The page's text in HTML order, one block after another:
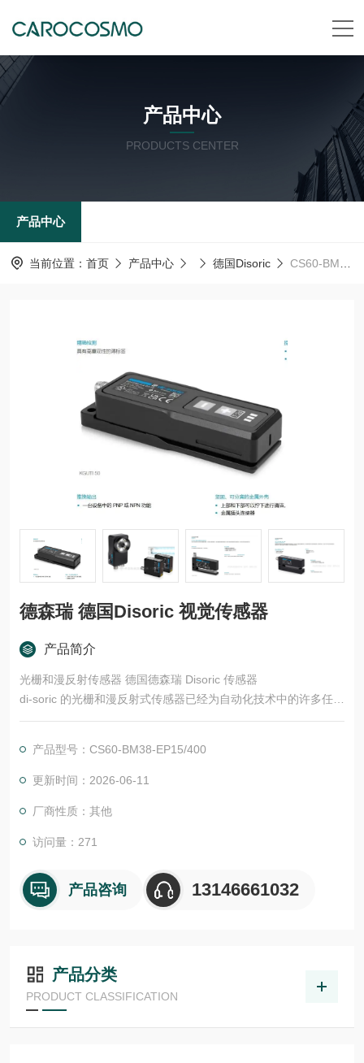
产品中心
PRODUCTS CENTER
产品中心
当前位置： 首页 产品中心 德国Disoric CS60-BM38-EP15/400德森瑞 德国Disoric 视觉传感器
德森瑞 德国Disoric 视觉传感器
产品简介
光栅和漫反射传感器 德国德森瑞 Disoric 传感器
di-soric 的光栅和漫反射式传感器已经为自动化技术中的许多任务
领域开发了多种型号和功能原理。这些产品适用于快速、安全的
器.LHT 41 M 0.2 G3-T3德国德森瑞 DISORIC传感器Disoric德森
瑞 德森瑞 德国Disoric 视觉传感器
产品型号：CS60-BM38-EP15/400
更新时间：2026-06-11
厂商性质：其他
访问量：271
产品咨询 13146661032
产品分类
PRODUCT CLASSIFICATION